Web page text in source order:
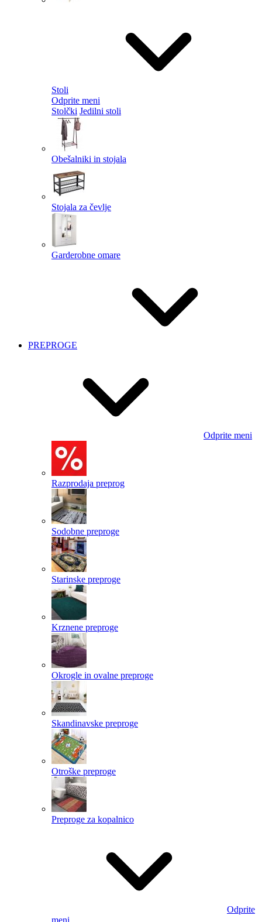
Stoli
Odprite meni
Stolčki Jedilni stoli
Obešalniki in stojala
Stojala za čevlje
Garderobne omare
PREPROGE
Odprite meni
Razprodaja preprog
Sodobne preproge
Starinske preproge
Krznene preproge
Okrogle in ovalne preproge
Skandinavske preproge
Otroške preproge
Preproge za kopalnico
Odprite
meni